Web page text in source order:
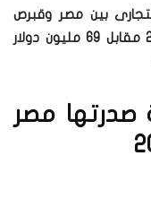
بين مصر وقبرص
لتصل إلى 85 مليون دولار خلال عام 2022 مقابل 69 مليون دولار
مصر